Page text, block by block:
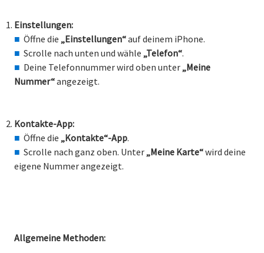
Einstellungen:
Öffne die „Einstellungen“auf deinem iPhone.
Scrolle nach unten und wähle „Telefon“.
Deine Telefonnummer wird oben unter „Meine
Nummer“angezeigt.
Kontakte-App:
Öffne die „Kontakte“-App.
Scrolle nach ganz oben. Unter „Meine Karte“wird deine
eigene Nummer angezeigt.
Allgemeine Methoden: